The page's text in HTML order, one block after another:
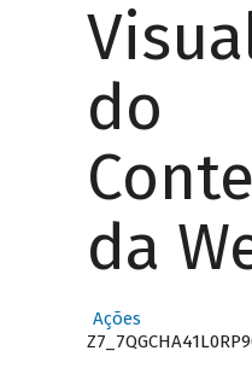
do
da
Ações